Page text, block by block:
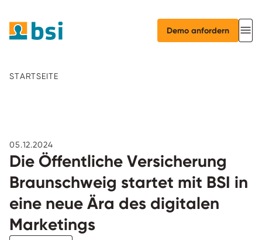
Demo anfordern
STARTSEITE
05.12.2024
Die Öffentliche Versicherung
Braunschweig startet mit BSI in
eine neue Ära des digitalen
Marketings